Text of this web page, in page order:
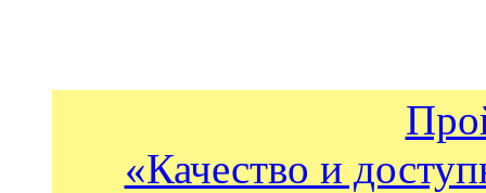
«Качество и